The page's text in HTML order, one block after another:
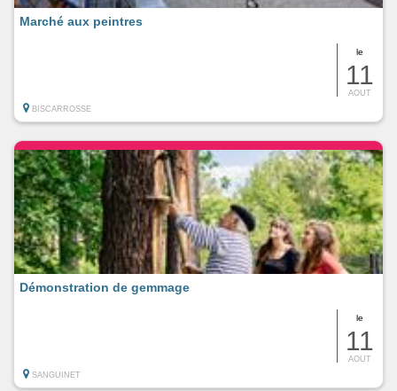
le
11
AOUT
Marché aux peintres
BISCARROSSE
le
11
AOUT
Démonstration de gemmage
SANGUINET